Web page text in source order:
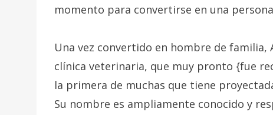
momento para convertirse en una
Una vez convertido en hombre de
clínica veterinaria, que muy pronto {fue
la primera de muchas que tiene
Su nombre es ampliamente conocido y